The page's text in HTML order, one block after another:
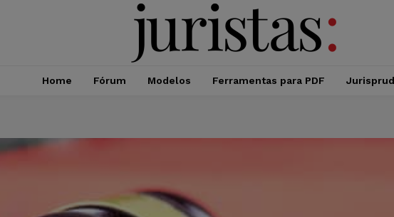
Home Fórum Modelos Ferramentas para PDF